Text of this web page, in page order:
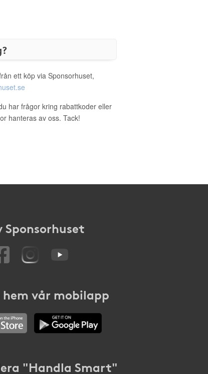
ett köp via Sponsorhuset,
har frågor kring rabattkoder eller
hanteras av oss. Tack!
Sponsorhuset
hem vår mobilapp
"Handla Smart"